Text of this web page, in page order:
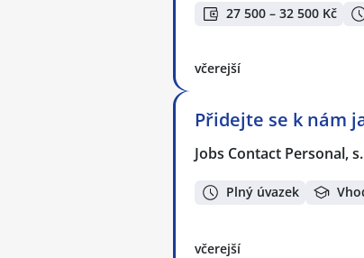
27 500 – 32 500 Kč
včerejší
Přidejte se k nám
Jobs Contact Personal,
Plný úvazek
včerejší